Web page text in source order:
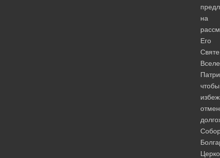
на
Его
чтобы